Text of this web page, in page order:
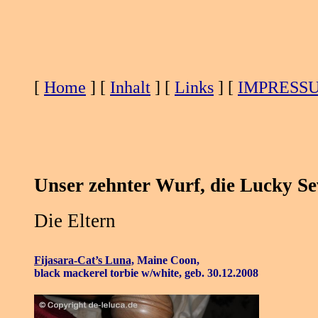
[ Home ] [ Inhalt ] [ Links ] [
Unser zehnter Wurf, die Lucky
Die Eltern
Fijasara-Cat’s Luna, Maine Coon,
black mackerel torbie w/white, geb. 30.12.2008